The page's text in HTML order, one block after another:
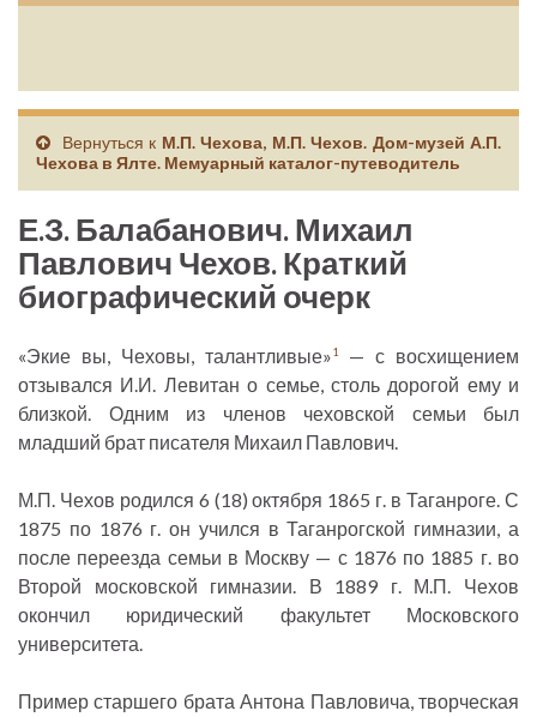
Вернуться к М.П. Чехова, М.П. Чехов. Дом-музей А.П.
Чехова в Ялте. Мемуарный каталог-путеводитель
Е.З. Балабанович. Михаил
Павлович Чехов. Краткий
биографический очерк
«Экие вы, Чеховы, талантливые»1— с восхищением
отзывался И.И. Левитан о семье, столь дорогой ему и
близкой. Одним из членов чеховской семьи был
младший брат писателя Михаил Павлович.
М.П. Чехов родился 6 (18) октября 1865 г. в Таганроге. С
1875 по 1876 г. он учился в Таганрогской гимназии, а
после переезда семьи в Москву — с 1876 по 1885 г. во
Второй московской гимназии. В 1889 г. М.П. Чехов
окончил юридический факультет Московского
университета.
Пример старшего брата Антона Павловича, творческая